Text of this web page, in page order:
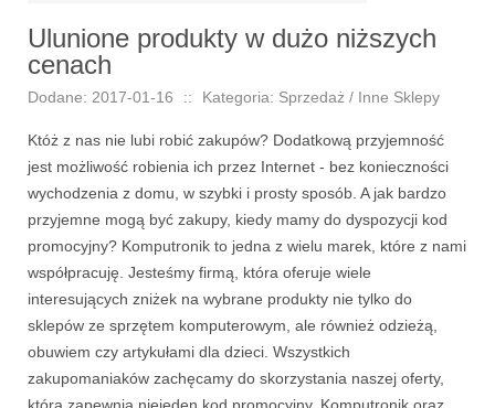
Ulunione produkty w dużo niższych
cenach
Dodane: 2017-01-16 :: Kategoria: Sprzedaż / Inne Sklepy
Któż z nas nie lubi robić zakupów? Dodatkową przyjemność
jest możliwość robienia ich przez Internet - bez konieczności
wychodzenia z domu, w szybki i prosty sposób. A jak bardzo
przyjemne mogą być zakupy, kiedy mamy do dyspozycji kod
promocyjny? Komputronik to jedna z wielu marek, które z nami
współpracuję. Jesteśmy firmą, która oferuje wiele
interesujących zniżek na wybrane produkty nie tylko do
sklepów ze sprzętem komputerowym, ale również odzieżą,
obuwiem czy artykułami dla dzieci. Wszystkich
zakupomaniaków zachęcamy do skorzystania naszej oferty,